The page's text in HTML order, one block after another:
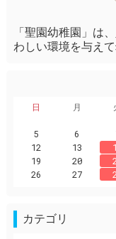
「聖園幼稚園」は
わしい環境を与え
日
月
5
6
12
13
19
20
26
27
カテゴリ